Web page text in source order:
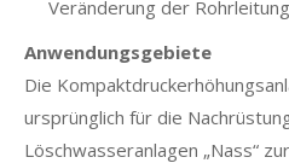
Veränderung der
Anwendungsgebiete
Die
ursprünglich für die
Löschwasseranlagen „Nass“